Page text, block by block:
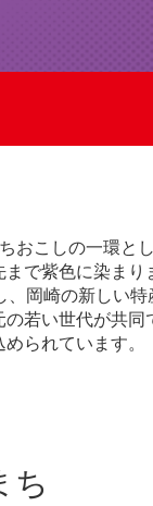
こしの一環と
で紫色に染ま
岡崎の新しい特
若い世代が共
られています。
ち